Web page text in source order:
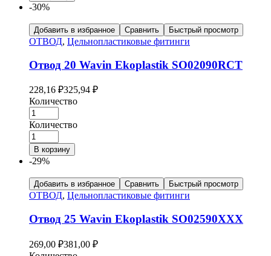
-30%
Добавить в избранное Сравнить Быстрый просмотр
ОТВОД, Цельнопластиковые фитинги
Отвод 20 Wavin Ekoplastik SO02090RCT
228,16 ₽325,94 ₽
Количество
Количество
В корзину
-29%
Добавить в избранное Сравнить Быстрый просмотр
ОТВОД, Цельнопластиковые фитинги
Отвод 25 Wavin Ekoplastik SO02590XXX
269,00 ₽381,00 ₽